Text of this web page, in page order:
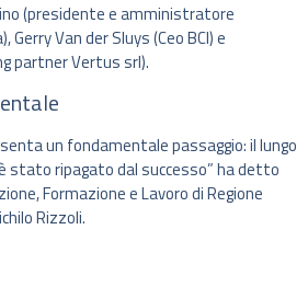
(presidente e amministratore
Van der Sluys (Ceo BCI) e
partner Vertus srl).
un fondamentale passaggio: il lungo
stato ripagato dal successo” ha detto
Formazione e Lavoro di Regione
Rizzoli.